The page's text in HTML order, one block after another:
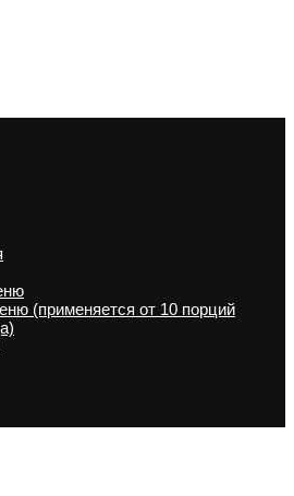
(применяется от 10 порций